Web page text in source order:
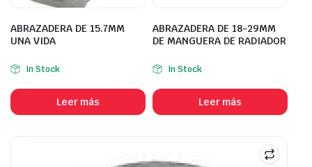
ABRAZADERA DE 15.7MM
UNA VIDA
In Stock
Leer más
ABRAZADERA DE 18-29MM
DE MANGUERA DE RADIADOR
In Stock
Leer más